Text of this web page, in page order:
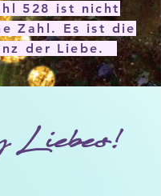
528 ist nicht
Zahl. Es ist die
der Liebe.
Liebes!